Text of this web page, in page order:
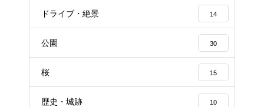
ドライブ・絶景 14
公園 30
桜 15
歴史・城跡 10